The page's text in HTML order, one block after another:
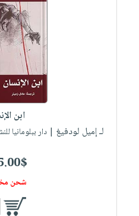
ابن
لـ إميل لودفيغ | دار ببلومانيا
شحن